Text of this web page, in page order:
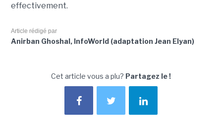
effectivement.
Article rédigé par
Anirban Ghoshal, InfoWorld (adaptation Jean Elyan)
Cet article vous a plu? Partagez le !